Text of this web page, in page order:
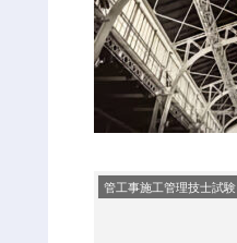
管工事施工管理技士試験